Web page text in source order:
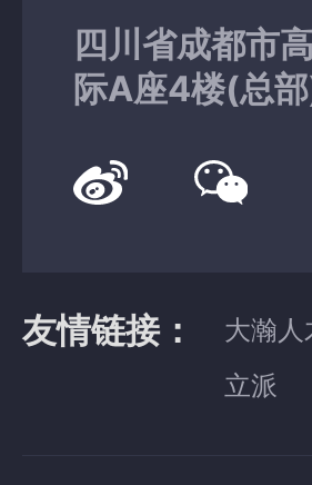
四川省成都市
际A座4楼(总
友情链接： 大瀚人
立派